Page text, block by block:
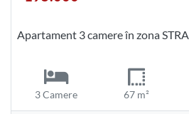
Apartament 3 camere în zona
3 Camere 67 m²